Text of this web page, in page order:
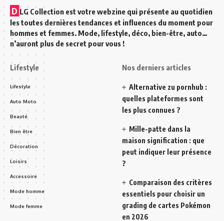
D LG Collection est votre webzine qui présente au quotidien
les toutes dernières tendances et influences du moment pour
hommes et femmes. Mode, lifestyle, déco, bien-être, auto…
n’auront plus de secret pour vous !
Lifestyle
Lifestyle
Auto Moto
Beauté
Bien être
Décoration
Loisirs
Accessoire
Mode homme
Mode femme
Nos derniers articles
Alternative zu pornhub :
quelles plateformes sont
les plus connues ?
Mille-patte dans la
maison signification : que
peut indiquer leur présence
?
Comparaison des critères
essentiels pour choisir un
grading de cartes Pokémon
en 2026